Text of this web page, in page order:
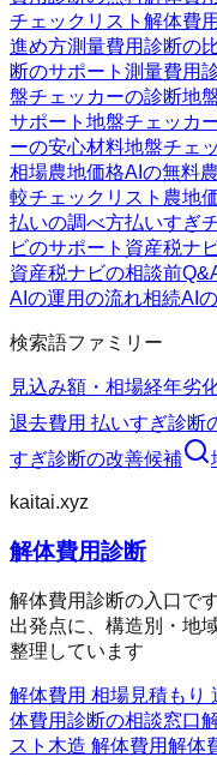
チェックリスト 解体費
進め方測量費用診断の
断のサポート 測量費用
盤チェッカーの診断地
サポート 地盤チェッカ
ーの安心材料地盤チェ
相場農地価格AIの無料
較チェックリスト 農地
払いの調べ方払いすぎ
ビのサポート 資産税ナ
資産税ナビの相談前
AIの運用の流れ相続AI
検索語ファミリー
見込み額・相場経年劣
退去費用 払いすぎ診断
すぎ診断の改善候補
kaitai.xyz
解体費用診断
解体費用診断の入口で
出発点に、構造別・地
整理しています
解体費用 相場見積もり
体費用診断の相談窓口
スト 木造 解体費用解体